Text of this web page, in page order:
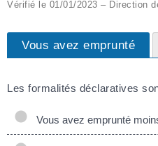
Vérifié le 01/01/2023 – Direction
Vous avez emprunté
Les formalités déclaratives
Vous avez emprunté